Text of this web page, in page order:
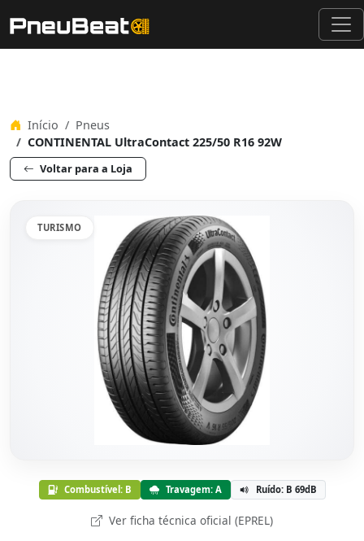
Início
Pneus
CONTINENTAL UltraContact 225/50 R16 92W
Voltar para a Loja
TURISMO
Combustível: B Travagem: A Ruído: B 69dB
Ver ficha técnica oficial (EPREL)